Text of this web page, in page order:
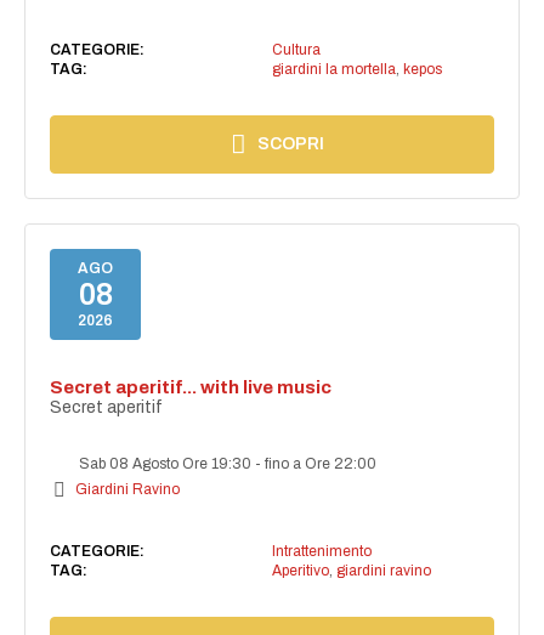
CATEGORIE:
Cultura
TAG:
giardini la mortella, kepos
SCOPRI
AGO
08
2026
Secret aperitif... with live music
Secret aperitif
Sab 08 Agosto Ore 19:30 -fino a Ore 22:00
Giardini Ravino
CATEGORIE:
Intrattenimento
TAG:
Aperitivo, giardini ravino